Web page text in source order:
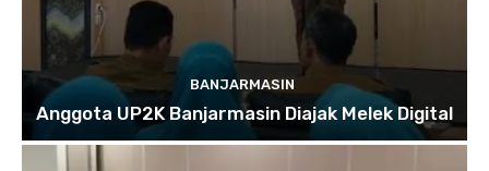
BANJARMASIN
Anggota UP2K Banjarmasin Diajak Melek Digital